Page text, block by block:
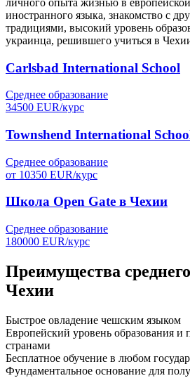
иностранного языка, знакомство с
традициями, высокий уровень
украинца, решившего учиться в
Carlsbad International School
Среднее образование
34500 EUR/курс
Townshend International
Среднее образование
от 10350 EUR/курс
Школа Open Gate в Чехии
Среднее образование
180000 EUR/курс
Преимущества
Чехии
Быстрое овладение чешским языком
Европейский уровень образования и
странами
Бесплатное обучение в любом
Фундаментальное основание для